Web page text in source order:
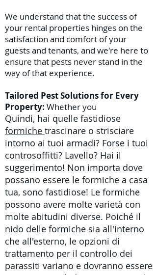
We understand that the success of
your rental properties hinges on the
satisfaction and comfort of your
guests and tenants, and we're here to
ensure that pests never stand in the
way of that experience.
Tailored Pest Solutions for Every
Property: Whether you
Quindi, hai quelle fastidiose
formiche trascinare o strisciare
intorno ai tuoi armadi? Forse i tuoi
controsoffitti? Lavello? Hai il
suggerimento! Non importa dove
possano essere le formiche a casa
tua, sono fastidiose! Le formiche
possono avere molte varietà con
molte abitudini diverse. Poiché il
nido delle formiche sia all'interno
che all'esterno, le opzioni di
trattamento per il controllo dei
parassiti variano e dovranno essere